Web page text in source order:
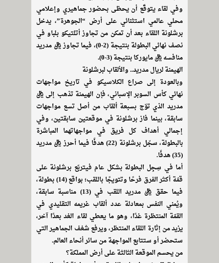
وفي لقاء يتوقّع أن يحظى بحضور جماهيري وإعلامي
محلي عالمي استثنائي على أرض “الجوهرة”، يدخل
برشلونة اللقاء بعد أن تمكن من تجاوز أتلتيكو بلباو في
نصف نهائي البطولة بنتيجة (2-0)، فيما تجاوز ريال مدريد
منافسه ريال مايوركا بنتيجة (3-0).
الهيمنة لريال مدريد.. والألقاب لبرشلونة
وبالعودة إلى صراع الكلاسيكو في تاريخ مواجهات
نهائي كأس السوبر الإسباني، فإن الهيمنة تذهب إلى ريال
مدريد الذي توّج بسبعة ألقاب من أصل تسع مواجهات
سابقة، بينما فاز برشلونة في موقعتين سابقتين، وفي
إجمالي أهداف كل فريق في مواجهاتهما المباشرة
بالبطولة، سجّل برشلونة (22) هدفًا فيما أحرز ريال مدريد
(35) هدفًا.
أما في سِجِل البطولة بشكل عام فيتربّع برشلونة على
قمّة أكثر الفرق فرحًا وتتويجًا باللقب؛ بواقع (14) بطولة،
فيما حقق ريال مدريد اللقب في (13) مناسبة سابقة،
ويُمني النفس بمعادلة عدد ألقاب غريمه التقليدي في
القمّة المنتظرة غدًا، وهو ما يعطي لقاء الغد بعدًا آخر،
يزيد من إثارة اللقاء المنتظر، ويرفع شغف الجماهير التي
ستحضر أو ستتابع المواجهة من سائر أنحاء العالم.
من يحسم الموقعة الثالثة على أرض المملكة؟